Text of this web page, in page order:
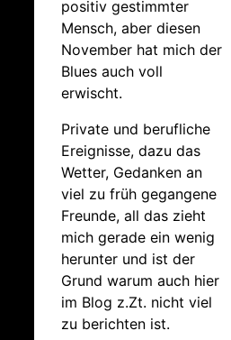
positiv gestimmter
Mensch, aber diesen
November hat mich der
Blues auch voll
erwischt.
Private und berufliche
Ereignisse, dazu das
Wetter, Gedanken an
viel zu früh gegangene
Freunde, all das zieht
mich gerade ein wenig
herunter und ist der
Grund warum auch hier
im Blog z.Zt. nicht viel
zu berichten ist.